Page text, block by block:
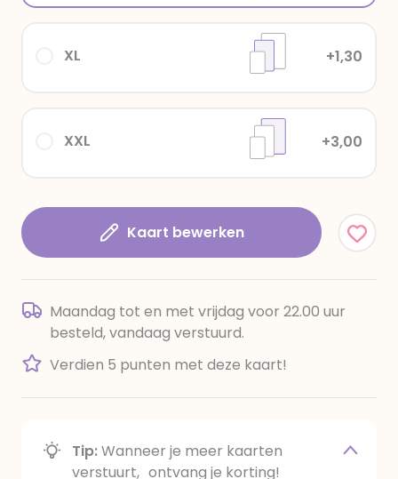
XXL +3,00
XL +1,30
Kaart bewerken
Maandag tot en met vrijdag voor 22.00 uur
besteld, vandaag verstuurd.
Verdien 5 punten met deze kaart!
Tip:Wanneer je meer kaarten
verstuurt, ontvang je korting!